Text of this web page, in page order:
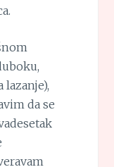
lazanje),
da se